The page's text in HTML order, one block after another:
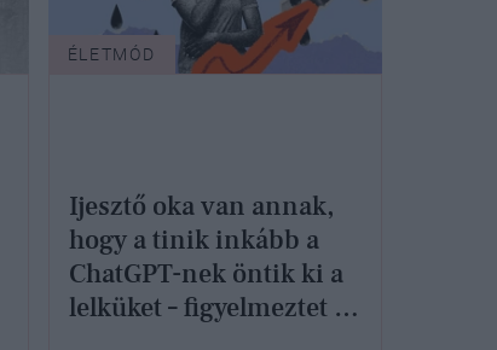
ÉLETMÓD
Ijesztő oka van annak,
hogy a tinik inkább a
ChatGPT-nek öntik ki a
lelküket – figyelmeztet az